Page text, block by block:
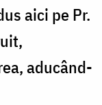
aici pe Pr.
aducând-